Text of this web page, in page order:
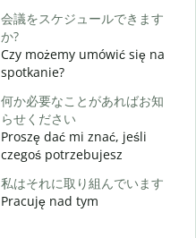
会議をスケジュールできます
か?
Czy możemy umówić się na
spotkanie?
何か必要なことがあればお知
らせください
Proszę dać mi znać, jeśli
czegoś potrzebujesz
私はそれに取り組んでいます
Pracuję nad tym